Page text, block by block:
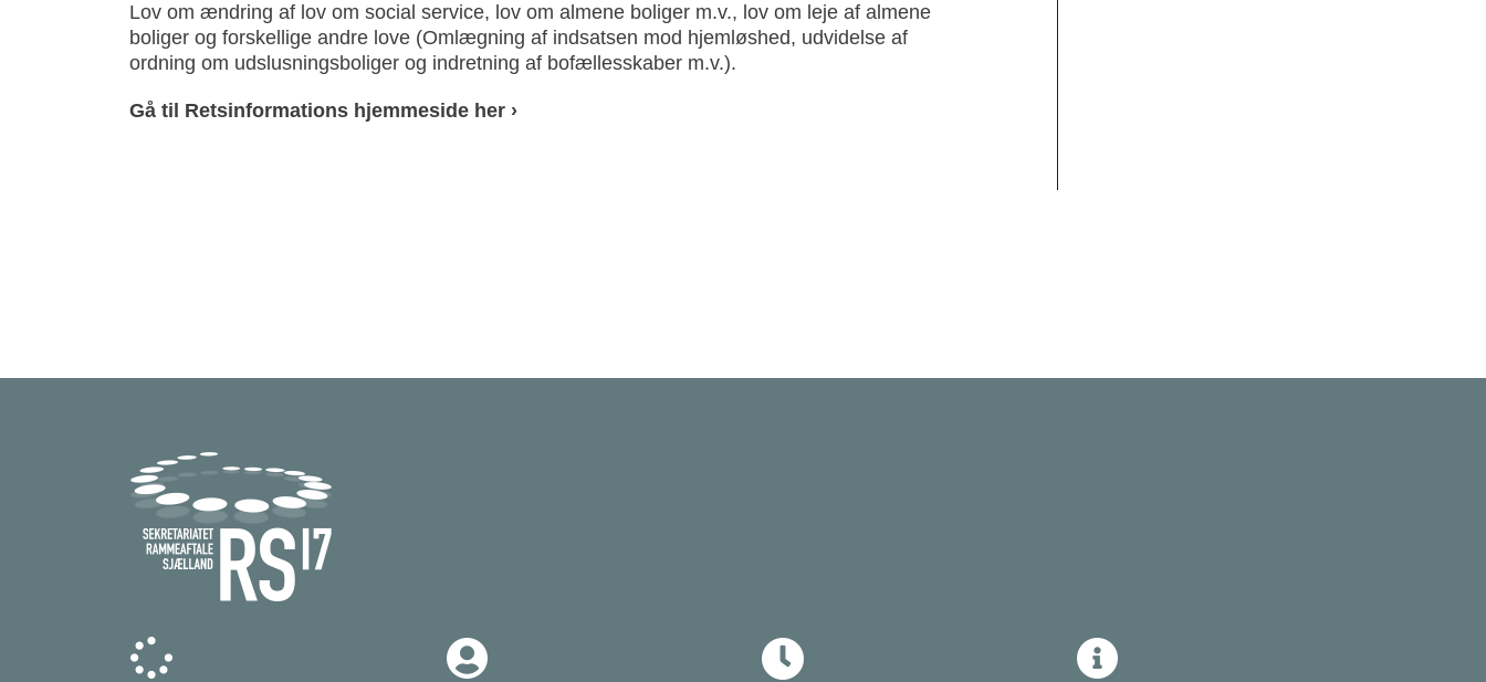
Lov om ændring af lov om social service, lov om almene boliger m.v., lov om leje af almene
boliger og forskellige andre love (Omlægning af indsatsen mod hjemløshed, udvidelse af
ordning om udslusningsboliger og indretning af bofællesskaber m.v.).
Gå til Retsinformations hjemmeside her ›